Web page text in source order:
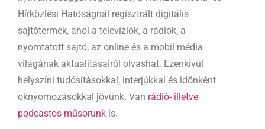
Hírközlési Hatóságnál regisztrált digitális
sajtótermék, ahol a televíziók, a rádiók, a
nyomtatott sajtó, az online és a mobil média
világának aktualitásairól olvashat. Ezenkívül
helyszíni tudósításokkal, interjúkkal és időnként
oknyomozásokkal jövünk. Van rádió- illetve
podcastos műsorunk is.